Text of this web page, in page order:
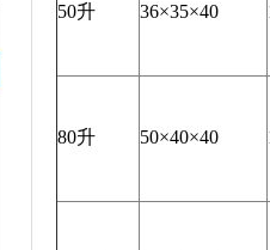
50升 36×35×40
80升 50×40×40